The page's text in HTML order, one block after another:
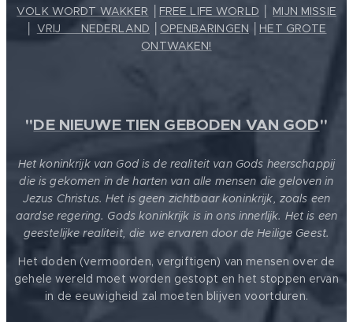
VOLK WORDT WAKKER FREE LIFE WORLD
MIJN MISSIE
VRIJ ❤️ NEDERLAND OPENBARINGEN
HET GROTE
ONTWAKEN!
"DE NIEUWE TIEN GEBODEN VAN GOD"
Het koninkrijk van God is de realiteit van Gods heerschappij
die is gekomen in de harten van alle mensen die geloven in
Jezus Christus. Het is geen zichtbaar koninkrijk, zoals een
aardse regering. Gods koninkrijk is in ons innerlijk. Het is een
geestelijke realiteit, die we ervaren door de Heilige Geest.
Het doden (vermoorden, vergiftigen) van mensen over de
gehele wereld moet worden gestopt en het stoppen ervan
in de eeuwigheid zal moeten blijven voortduren.